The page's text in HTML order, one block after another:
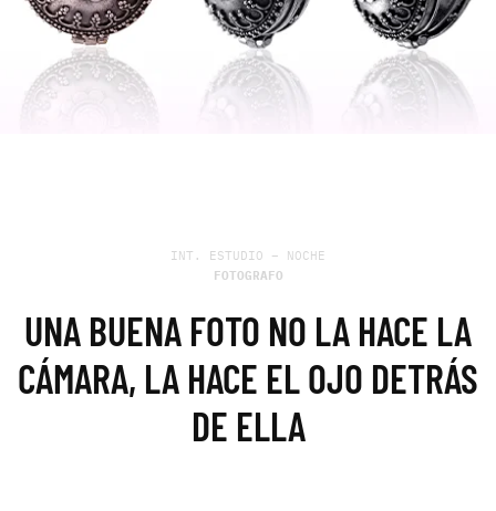
INT. ESTUDIO – NOCHE
FOTOGRAFO
UNA BUENA FOTO NO LA HACE LA
CÁMARA, LA HACE EL OJO DETRÁS
DE ELLA